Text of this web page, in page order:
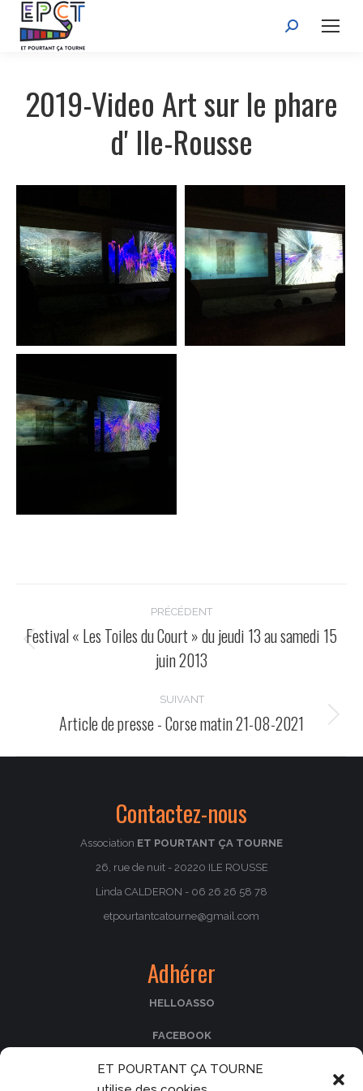
ET POURTANT ÇA TOURNE
Recherche
2019-Video Art sur le phare
d' Ile-Rousse
de
commentaire
PRÉCÉDENT
Onglet
précédent
Festival « Les Toiles du Court » du jeudi 13 au samedi 15
juin 2013
SUIVANT
Projets
Article de presse - Corse matin 21-08-2021
Contactez-nous
Association ET POURTANT ÇA TOURNE
26, rue de nuit - 20220 ILE ROUSSE
Linda CALDERON - 06 26 26 58 78
etpourtantcatourne@gmail.com
Adhérer
HELLOASSO
FACEBOOK
PASSCULTURA